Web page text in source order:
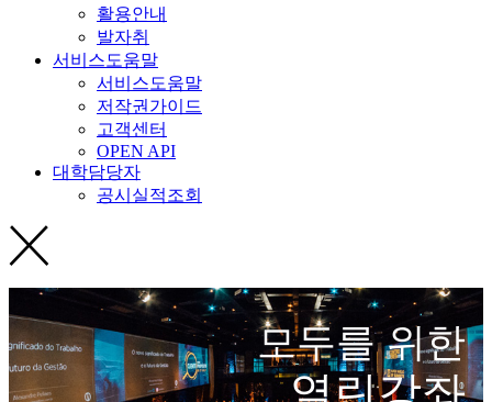
활용안내
발자취
서비스도움말
서비스도움말
저작권가이드
고객센터
OPEN API
대학담당자
공시실적조회
모두를 위한